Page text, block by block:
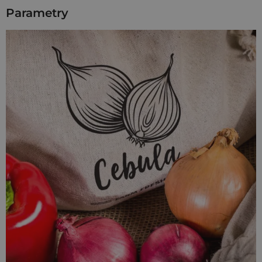
1 x à la lniany worek na czosnek o wymiarach
1 x à la lniany worek na cebulę o wymiarach
30 x 40
cm ,
2 x torba ze100% bawełny(140 g/m2) w kolorze
naturalnym, o wymiarach
38 x 42 cm
. Model z
długimi uszami (uchwytami).
A la lniane worki z nadrukami na warzywa x 3
Wybierasz się do lokalnego warzywniaka lub na targ?
Zrezygnuj z foliowych, jednorazowych reklamówek i zabierz
ze sobą swoje własne
opakowania wielorazowe. Bądź eko! Z
à la
lnianymi woreczkami na zakupy to naprawdę proste.
Do uszycia naszych lnianych worków wybieramy tylko
wysokiej jakości tkaniny
. Dzięki temu opakowania te są
trwałe i odporne na powstawanie uszkodzeń mechanicznych.
Dobrej jakości materiał imocne szwy
sprawiają, że worki te
możesz wyprać w pralce.
Przekonaj się, żekuchnia zero wastemoże być prosta.
Powiedz stop wyrzucaniu jedzenia, od dziśzero
marnowania w domu ! Zaplanuj jadłospis na najbliższe dni,
Parametry